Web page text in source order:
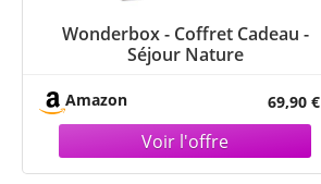
Wonderbox - Coffret Cadeau -
Séjour Nature
Amazon 69,90 €